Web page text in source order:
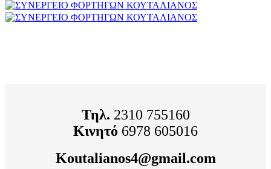
Τηλ. 2310 755160
Κινητό 6978 605016
Κοutalianos4@gmail.com